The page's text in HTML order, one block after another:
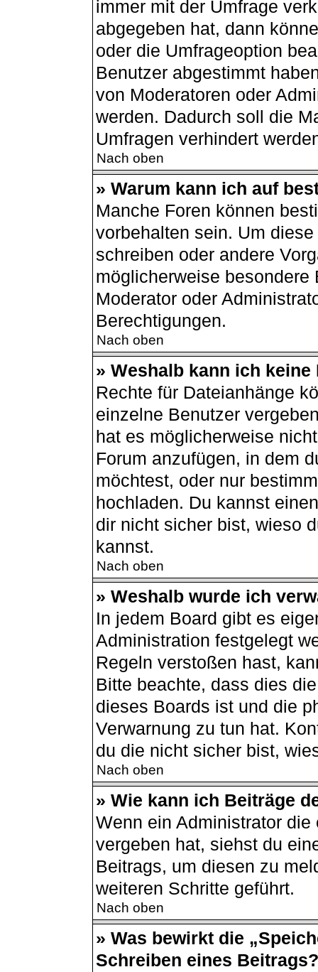
immer mit der Umfrage
abgegeben hat, dann
oder die Umfrageoption
Benutzer abgestimmt
von Moderatoren oder
werden. Dadurch soll die
Umfragen verhindert
Nach oben
» Warum kann ich auf
Manche Foren können
vorbehalten sein. Um
schreiben oder andere
möglicherweise besondere
Moderator oder
Berechtigungen.
Nach oben
» Weshalb kann ich
Rechte für Dateianhänge
einzelne Benutzer
hat es möglicherweise
Forum anzufügen, in dem
möchtest, oder nur
hochladen. Du kannst
dir nicht sicher bist, wieso
kannst.
Nach oben
» Weshalb wurde ich
In jedem Board gibt es
Administration festgelegt
Regeln verstoßen hast,
Bitte beachte, dass dies
dieses Boards ist und die
Verwarnung zu tun hat.
du die nicht sicher bist,
Nach oben
» Wie kann ich Beiträge
Wenn ein Administrator
vergeben hat, siehst du
Beitrags, um diesen zu
weiteren Schritte geführt.
Nach oben
» Was bewirkt die
Schreiben eines Beitrags?